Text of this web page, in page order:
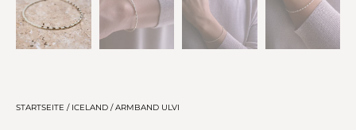
STARTSEITE / ICELAND / ARMBAND ULVI